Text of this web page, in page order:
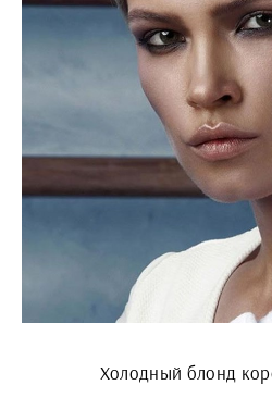
Холодный блонд